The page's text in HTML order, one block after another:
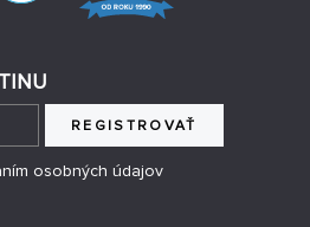
REGISTROVAŤ
osobných údajov